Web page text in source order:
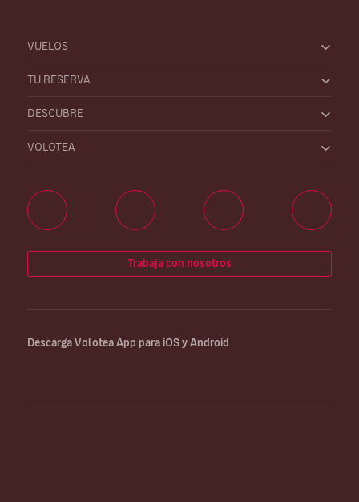
VUELOS
TU RESERVA
DESCUBRE
VOLOTEA
Trabaja con nosotros
Descarga Volotea App para iOS y Android